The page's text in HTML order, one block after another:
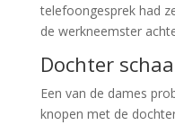
telefoongesprek had
de werkneemster
Dochter
Een van de dames
knopen met de